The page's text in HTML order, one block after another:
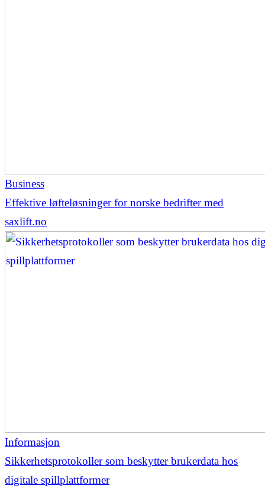
Business
Effektive løfteløsninger for norske bedrifter med
saxlift.no
Informasjon
Sikkerhetsprotokoller som beskytter brukerdata hos
digitale spillplattformer